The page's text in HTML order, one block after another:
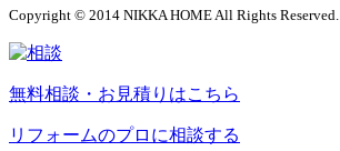
Copyright © 2014 NIKKA HOME All Rights Reserved.
無料相談・お見積りはこちら
リフォームのプロに相談する